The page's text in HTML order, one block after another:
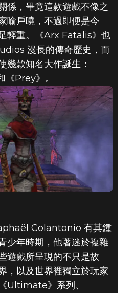
》：王
係，畢竟這款遊戲不像之
喻戶曉，不過即便是今
輕重。《Arx Fatalis》也
漫長的傳奇歷史，而
幾款知名大作誕生：
Prey》。
Colantonio 有其鍾
少年時期，他著迷於複雜
遊戲所呈現的不只是故
，以及世界裡獨立於玩家
Ultimate》系列、